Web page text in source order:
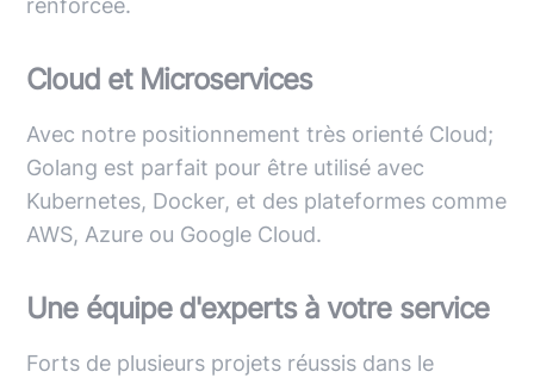
renforcée.
Cloud et Microservices
Avec notre positionnement très orienté Cloud;
Golang est parfait pour être utilisé avec
Kubernetes, Docker, et des plateformes comme
AWS, Azure ou Google Cloud.
Une équipe d'experts à votre service
Forts de plusieurs projets réussis dans le